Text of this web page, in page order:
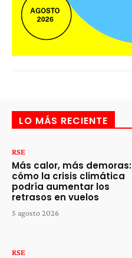
LO MÁS RECIENTE
RSE
Más calor, más demoras:
cómo la crisis climática
podría aumentar los
retrasos en vuelos
5 agosto 2026
RSE